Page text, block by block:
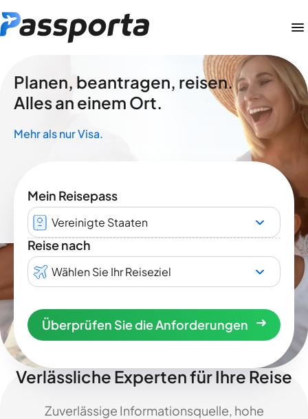
Planen, beantragen, reisen.
Alles an einem Ort.
Mehr als nur Visa.
Mein Reisepass
Vereinigte Staaten
Reise nach
Wählen Sie Ihr Reiseziel
Überprüfen Sie die Anforderungen
Verlässliche Experten für Ihre Reise
Zuverlässige Informationsquelle, hohe